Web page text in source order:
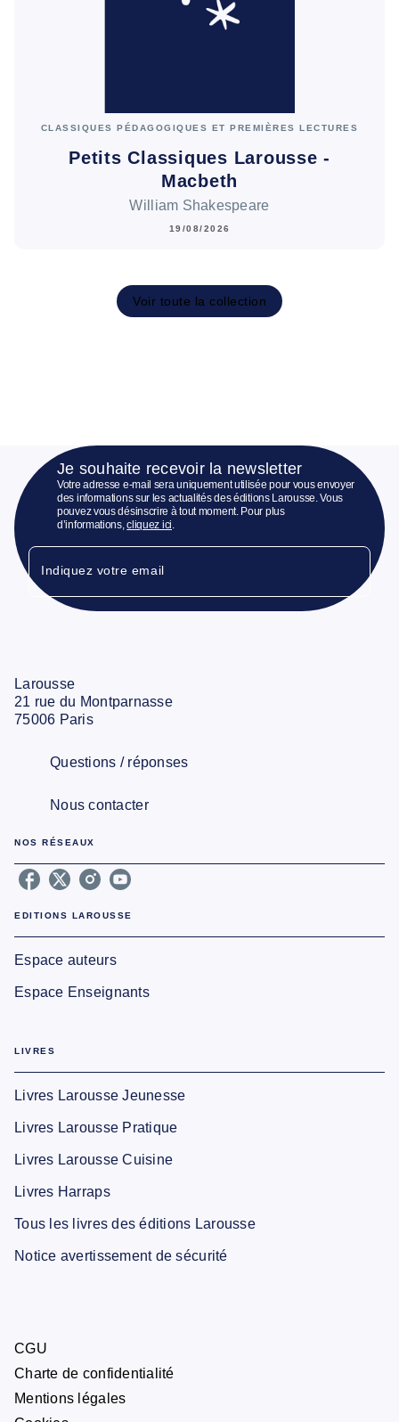
CLASSIQUES PÉDAGOGIQUES ET PREMIÈRES LECTURES
Petits Classiques Larousse -
Macbeth
William Shakespeare
19/08/2026
Voir toute la collection
Je souhaite recevoir la newsletter
Votre adresse e-mail sera uniquement utilisée pour vous envoyer
des informations sur les actualités des éditions Larousse. Vous
pouvez vous désinscrire à tout moment. Pour plus
d’informations,cliquez ici.
Indiquez votre email
Larousse
21 rue du Montparnasse
75006 Paris
Questions / réponses
Nous contacter
NOS RÉSEAUX
EDITIONS LAROUSSE
Espace auteurs
Espace Enseignants
LIVRES
Livres Larousse Jeunesse
Livres Larousse Pratique
Livres Larousse Cuisine
Livres Harraps
Tous les livres des éditions Larousse
Notice avertissement de sécurité
CGU
Charte de confidentialité
Mentions légales